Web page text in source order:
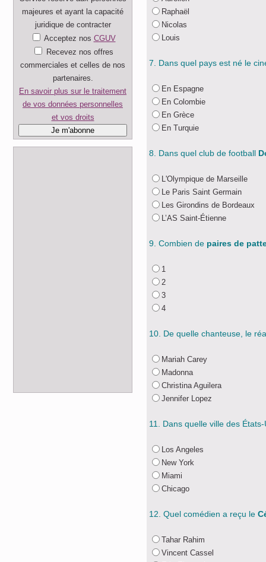
majeures et ayant la capacité
juridique de contracter
Acceptez nos CGUV
Recevez nos offres
commerciales et celles de nos
partenaires.
En savoir plus sur le traitement
de vos données personnelles
et vos droits
Raphaël
Nicolas
Louis
7. Dans quel pays est né le
En Espagne
En Colombie
En Grèce
En Turquie
8. Dans quel club de football
L'Olympique de Marseille
Le Paris Saint Germain
Les Girondins de Bordeaux
L’AS Saint-Étienne
9. Combien de paires de
1
2
3
4
10. De quelle chanteuse, le
Mariah Carey
Madonna
Christina Aguilera
Jennifer Lopez
11. Dans quelle ville des
Los Angeles
New York
Miami
Chicago
12. Quel comédien a reçu le
Tahar Rahim
Vincent Cassel